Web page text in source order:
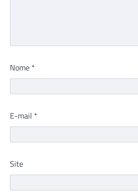
Nome *
E-mail *
Site